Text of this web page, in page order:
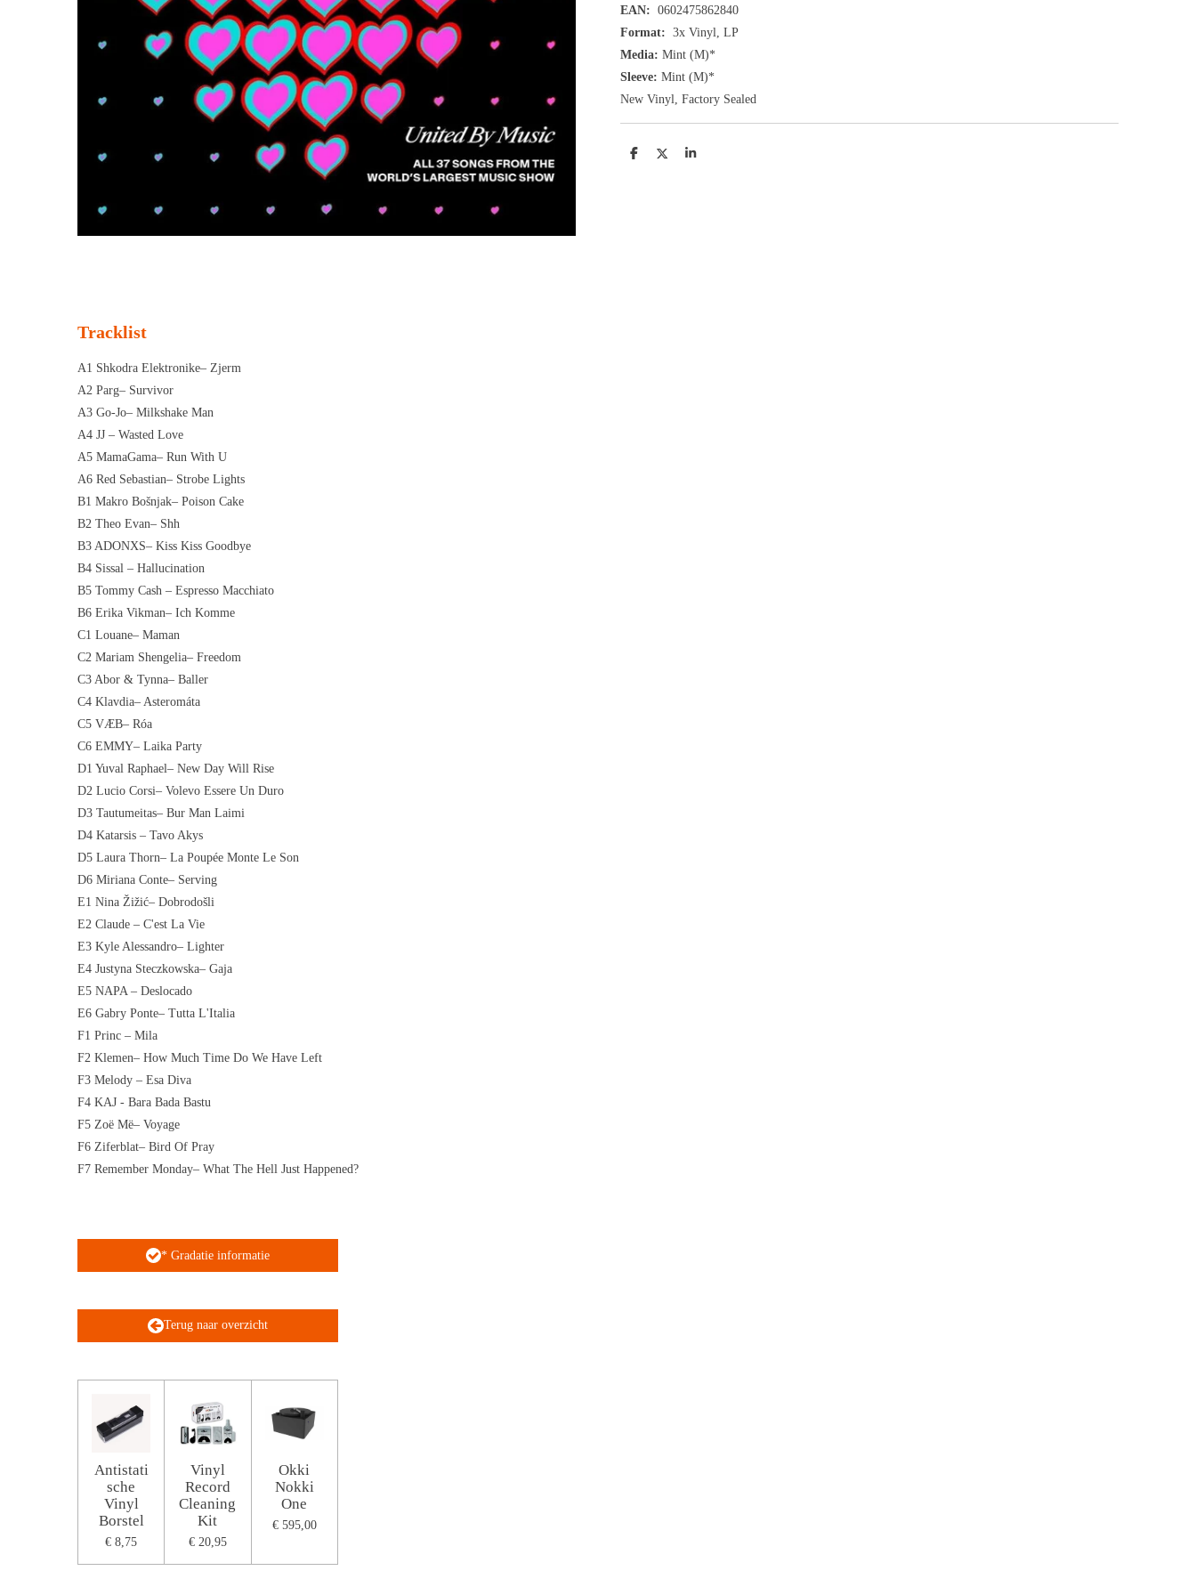
EAN: 0602475862840
Format: 3x Vinyl, LP
Media: Mint (M)*
Sleeve: Mint (M)*
New Vinyl, Factory Sealed
D
D
S
Tracklist
A1 Shkodra Elektronike– Zjerm
A2 Parg– Survivor
A3 Go-Jo– Milkshake Man
A4 JJ – Wasted Love
A5 MamaGama– Run With U
A6 Red Sebastian– Strobe Lights
B1 Makro Bošnjak– Poison Cake
B2 Theo Evan– Shh
B3 ADONXS– Kiss Kiss Goodbye
B4 Sissal – Hallucination
B5 Tommy Cash – Espresso Macchiato
B6 Erika Vikman– Ich Komme
C1 Louane– Maman
C2 Mariam Shengelia– Freedom
C3 Abor & Tynna– Baller
C4 Klavdia– Asteromáta
C5 VÆB– Róa
C6 EMMY– Laika Party
D1 Yuval Raphael– New Day Will Rise
D2 Lucio Corsi– Volevo Essere Un Duro
D3 Tautumeitas– Bur Man Laimi
D4 Katarsis – Tavo Akys
D5 Laura Thorn– La Poupée Monte Le Son
D6 Miriana Conte– Serving
E1 Nina Žižić– Dobrodošli
E2 Claude – C'est La Vie
E3 Kyle Alessandro– Lighter
E4 Justyna Steczkowska– Gaja
E5 NAPA – Deslocado
E6 Gabry Ponte– Tutta L'Italia
F1 Princ – Mila
F2 Klemen– How Much Time Do We Have Left
F3 Melody – Esa Diva
F4 KAJ - Bara Bada Bastu
F5 Zoë Më– Voyage
F6 Ziferblat– Bird Of Pray
F7 Remember Monday– What The Hell Just Happened?
* Gradatie informatie
Terug naar overzicht
Antistati
sche
Vinyl
Borstel
€ 8,75
Vinyl
Record
Cleaning
Kit
€ 20,95
Okki
Nokki
One
€ 595,00